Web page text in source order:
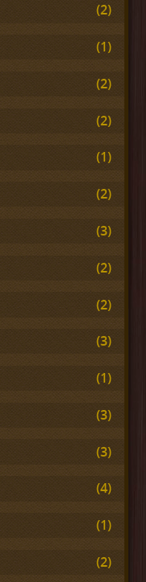
(2)
(1)
(2)
(2)
(1)
(2)
(3)
(2)
(2)
(3)
(1)
(3)
(3)
(4)
(1)
(2)